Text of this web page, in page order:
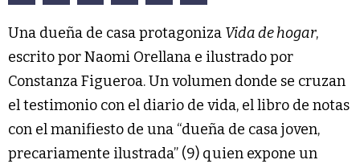
Una dueña de casa protagoniza Vida de hogar,
escrito por Naomi Orellana e ilustrado por
Constanza Figueroa. Un volumen donde se cruzan
el testimonio con el diario de vida, el libro de notas
con el manifiesto de una “dueña de casa joven,
precariamente ilustrada” (9) quien expone un